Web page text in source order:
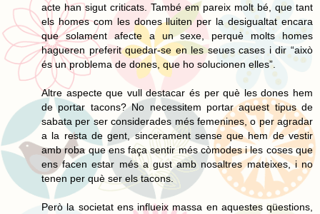
acte han sigut criticats. També em pareix molt bé, que tant
els homes com les dones lluiten per la desigualtat encara
que solament afecte a un sexe, perquè molts homes
hagueren preferit quedar-se en les seues cases i dir “això
és un problema de dones, que ho solucionen elles”.
Altre aspecte que vull destacar és per què les dones hem
de portar tacons? No necessitem portar aquest tipus de
sabata per ser considerades més femenines, o per agradar
a la resta de gent, sincerament sense que hem de vestir
amb roba que ens faça sentir més còmodes i les coses que
ens facen estar més a gust amb nosaltres mateixes, i no
tenen per què ser els tacons.
Però la societat ens influeix massa en aquestes qüestions,